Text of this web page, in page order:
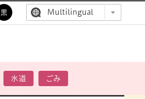
黒 Multilingual
水道 ごみ